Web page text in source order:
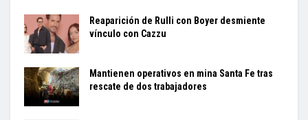
Reaparición de Rulli con Boyer desmiente
vínculo con Cazzu
Mantienen operativos en mina Santa Fe tras
rescate de dos trabajadores